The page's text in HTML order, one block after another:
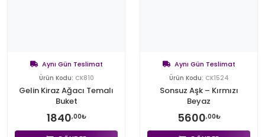
Aynı Gün Teslimat
Ürün Kodu: CK810
Gelin Kiraz Ağacı Temalı
Buket
1840,00₺
Aynı Gün Teslimat
Ürün Kodu: CK1524
Sonsuz Aşk – Kırmızı
Beyaz
5600,00₺